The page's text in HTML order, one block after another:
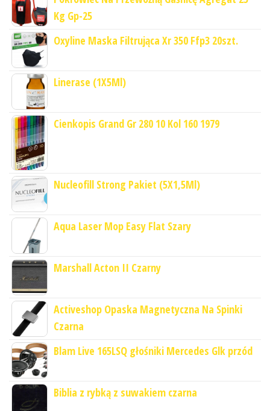
Kg Gp-25
Oxyline Maska Filtrująca Xr 350 Ffp3 20szt.
Linerase (1X5Ml)
Cienkopis Grand Gr 280 10 Kol 160 1979
Nucleofill Strong Pakiet (5X1,5Ml)
Aqua Laser Mop Easy Flat Szary
Marshall Acton II Czarny
Activeshop Opaska Magnetyczna Na Spinki
Czarna
Blam Live 165LSQ głośniki Mercedes Glk przód
Biblia z rybką z suwakiem czarna